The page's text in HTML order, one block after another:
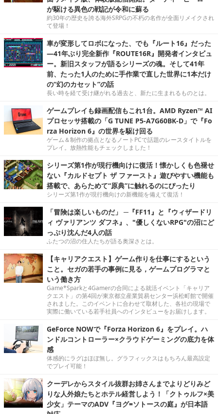
が駆ける異色の戦記が令和に蘇る
約30年の歴史を誇る海外SRPGの不朽の名作が全面リメイクされ
て登場！
車が変形してロボになった、でも『ルート16』だった
―41年ぶり完全新作『ROUTE16R』開発者インタビュ
ー。新旧スタッフが語るシリーズの魂。そして41年
前、たった1人のために手作業で直した世界に1本だけ
の“幻のカセット”の話
長い時を経て受け継がれる過去と、新たに生まれるものとは。
ゲームプレイも録画配信もこれ1台。AMD Ryzen™ AI
プロセッサ搭載の「G TUNE P5-A7G60BK-D」で『Fo
rza Horizon 6』の世界を駆け回る
ゲーム＆制作の拠点となるノートPCで話題のレースタイトルを
プレイ。放熱性能もチェックしました！
シリーズ第1作が現行機向けに復活！懐かしくも色褪せ
ない『カルドセプト ザ ファースト』遊びやすい機能も
搭載で、あらためて“原典”に触れるのにぴったり
シリーズ第1作が現行機向けの新機能を備えて復活！
「冒険は楽しいものだ」 ─『FF11』と『ウィザードリ
ィ ヴァリアンツ ダフネ』、"優しくないRPG"の沼にど
っぷり沈んだ4人の話
ふたつの沼の住人たちが語る奥深さとは。
【キャリアクエスト】ゲーム作りを仕事にするという
こと。セガの若手の事例に見る，ゲームプログラマと
いう働き方
Game*Sparkと4Gamerの合同による就活イベント「キャリア
クエスト」の第4回が東京都立産業貿易センター浜松町館で開催
されました。このイベントに合わせて取材した、各社の現場で
実際に働いている若手社員へのインタビューをお届けします。
GeForce NOWで『Forza Horizon 6』をプレイ。ハ
ンドルコントローラー×クラウドゲーミングの底力を体
感
体感的にラグはほぼ無し。グラフィックスはもちろん最高設定
でプレイ可能！
クーデレからスタイル抜群お姉さんまでよりどりみど
りな人外娘たちとホテル経営しよう！「クトゥルフ×美
少女」テーマのADV『ヨグ=ソトースの庭』が日本語